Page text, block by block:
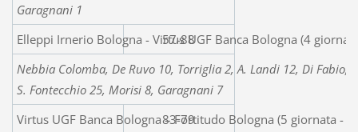
Garagnani 1
Elleppi Irnerio Bologna - Virtus UGF Banca Bologna (4
57-88
Nebbia Colomba, De Ruvo 10, Torriglia 2, A. Landi 12, Di
S. Fontecchio 25, Morisi 8, Garagnani 7
Virtus UGF Banca Bologna – Fortitudo Bologna (5 giornata -
83-79